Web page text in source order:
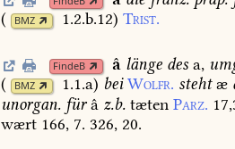
(
BMZ 1.2.b.12) Trist.
FindeB â länge des a,
(
BMZ 1.1.a) bei Wolfr. stehtæ
unorgan. fürâ z.b. tæten Parz.
wært 166, 7. 326, 20.